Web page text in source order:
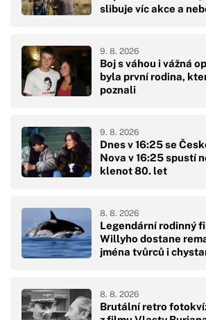
slibuje víc akce a
Boj s váhou i vážná
byla první rodina,
poznali
9. 8. 2026
Dnes v 16:25 se
Nova v 16:25 spustí
klenot 80. let
9. 8. 2026
Legendární rodinný
Willyho dostane
jména tvůrců i
8. 8. 2026
Brutální retro
8. 8. 2026